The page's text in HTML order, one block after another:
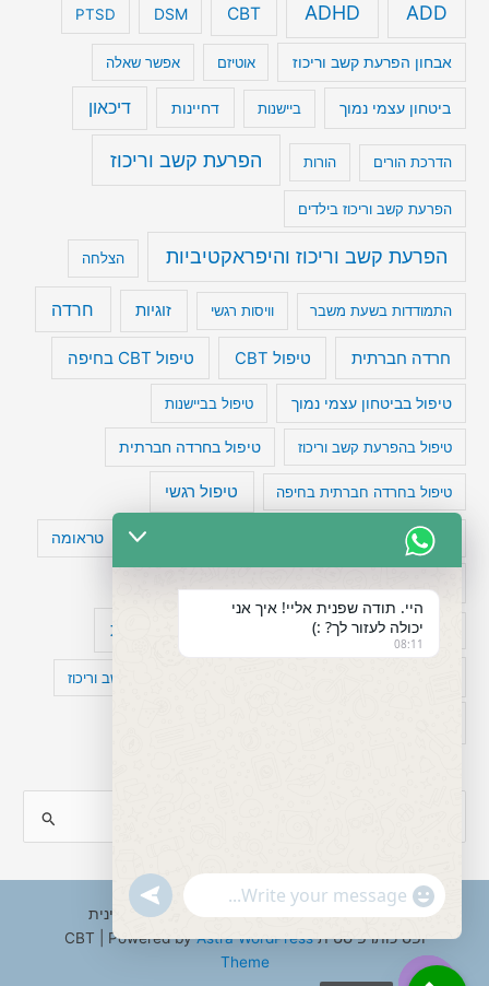
ADD
ADHD
CBT
DSM
PTSD
אבחון הפרעת קשב וריכוז אוטיזם אפשר שאלה
ביטחון עצמי נמוך ביישנות דחיינות דיכאון
הדרכת הורים הורות הפרעת קשב וריכוז
הפרעת קשב וריכוז בילדים
הפרעת קשב וריכוז והיפראקטיביות הצלחה
התמודדות בשעת משבר וויסות רגשי זוגיות חרדה
חרדה חברתית טיפול CBT טיפול CBT בחיפה
טיפול בביטחון עצמי נמוך טיפול בביישנות
טיפול בהפרעת קשב וריכוז טיפול בחרדה חברתית
טיפול בחרדה חברתית בחיפה טיפול רגשי
טיפול תרופתי להפרעת קשב טעויות חשיבה טראומה
מפורסמים עם הפרעת קשב עיצות
קומורבידיות להפרעת קשב וריכוז
a
c
Copyright © 2026 ענבל טננבאום - עו"ס קלינית
ופסיכותרפיסטית CBT | Powered byAstra WordPress
Theme
היי. תודה שפנית אליי! איך אני
יכולה לעזור לך? :)
08:11
"+chaty_settings.lang.emoji_picker+"
WhatsApp
undefined